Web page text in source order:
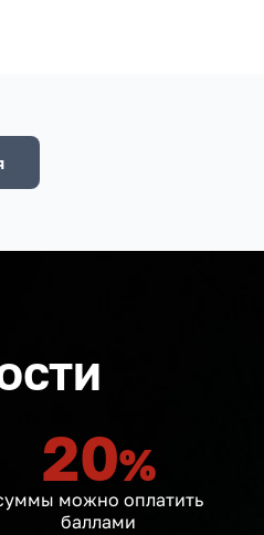
20%
можно оплатить
баллами